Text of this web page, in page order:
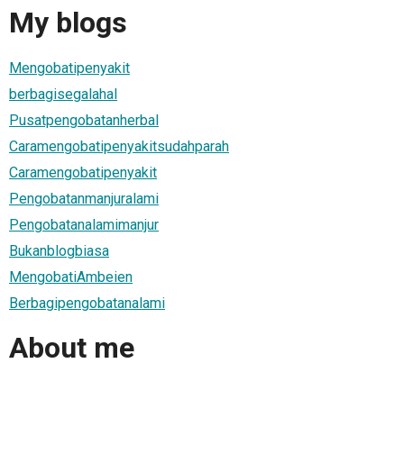
My blogs
Mengobatipenyakit
berbagisegalahal
Pusatpengobatanherbal
Caramengobatipenyakitsudahparah
Caramengobatipenyakit
Pengobatanmanjuralami
Pengobatanalamimanjur
Bukanblogbiasa
MengobatiAmbeien
Berbagipengobatanalami
About me